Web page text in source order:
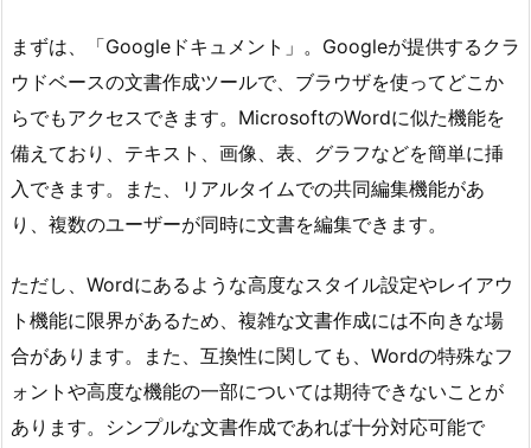
まずは、「Googleドキュメント」。Googleが提供するクラ
ウドベースの文書作成ツールで、ブラウザを使ってどこか
らでもアクセスできます。MicrosoftのWordに似た機能を
備えており、テキスト、画像、表、グラフなどを簡単に挿
入できます。また、リアルタイムでの共同編集機能があ
り、複数のユーザーが同時に文書を編集できます。
ただし、Wordにあるような高度なスタイル設定やレイアウ
ト機能に限界があるため、複雑な文書作成には不向きな場
合があります。また、互換性に関しても、Wordの特殊なフ
ォントや高度な機能の一部については期待できないことが
あります。シンプルな文書作成であれば十分対応可能で